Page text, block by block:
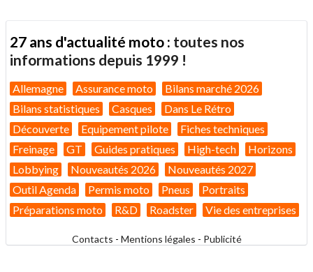
27 ans d'actualité moto : toutes nos
informations depuis 1999 !
Allemagne Assurance moto
Bilans marché 2026
Bilans statistiques
Casques
Dans Le Rétro
Découverte
Equipement pilote
Fiches techniques
Freinage
GT Guides pratiques High-tech
Horizons
Lobbying
Nouveautés 2026
Nouveautés 2027
Outil Agenda
Permis moto Pneus
Portraits
Préparations moto
R&D Roadster Vie des entreprises
Contacts - Mentions légales - Publicité